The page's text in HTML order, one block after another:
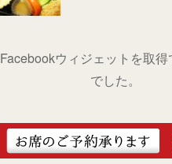
Facebookウィジェットを取
でした。